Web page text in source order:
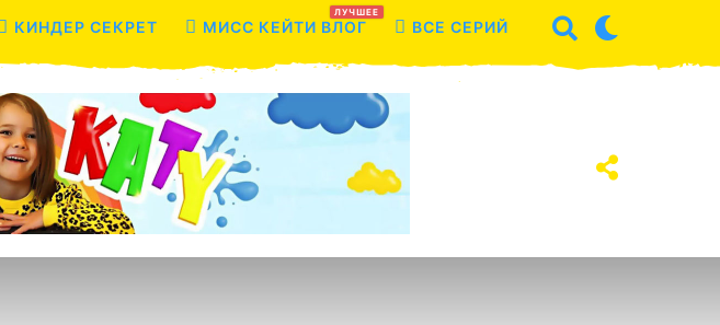
КИНДЕР СЕКРЕТ МИСС КЕЙТИ ВЛОГ
ЛУЧШЕЕ
ВСЕ СЕРИЙ